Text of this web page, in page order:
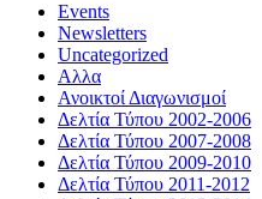
Events
Newsletters
Uncategorized
Αλλα
Ανοικτοί Διαγωνισμoί
Δελτία Τύπου 2002-2006
Δελτία Τύπου 2007-2008
Δελτία Τύπου 2009-2010
Δελτία Τύπου 2011-2012